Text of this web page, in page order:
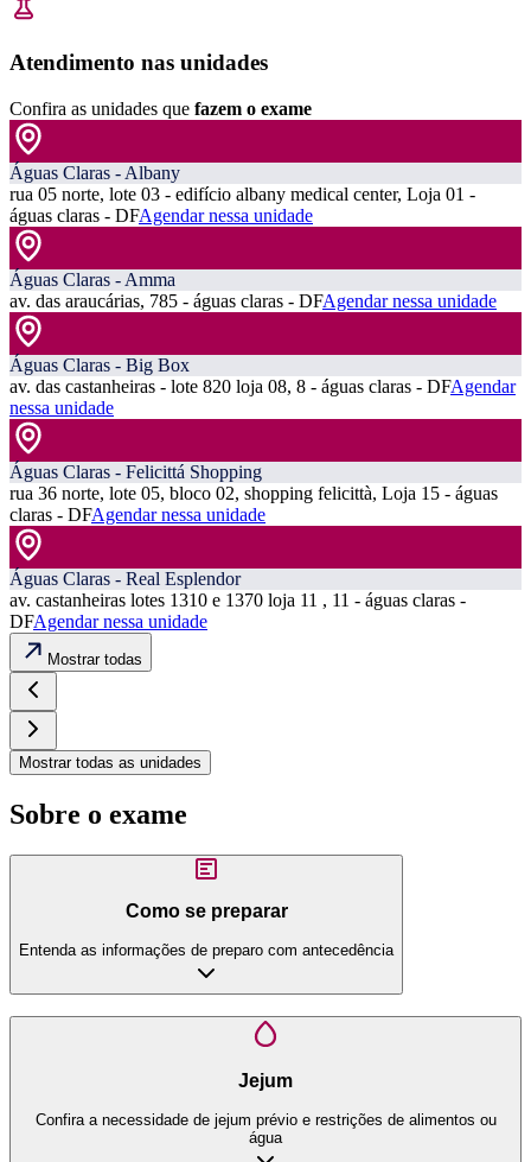
Atendimento nas unidades
Confira as unidades que fazem o exame
Águas Claras - Albany
rua 05 norte, lote 03 - edifício albany medical center, Loja 01 -
águas claras - DFAgendar nessa unidade
Águas Claras - Amma
av. das araucárias, 785 - águas claras - DFAgendar nessa unidade
Águas Claras - Big Box
av. das castanheiras - lote 820 loja 08, 8 - águas claras - DFAgendar
nessa unidade
Águas Claras - Felicittá Shopping
rua 36 norte, lote 05, bloco 02, shopping felicittà, Loja 15 - águas
claras - DFAgendar nessa unidade
Águas Claras - Real Esplendor
av. castanheiras lotes 1310 e 1370 loja 11 , 11 - águas claras -
DFAgendar nessa unidade
Mostrar todas
Mostrar todas as unidades
Sobre o exame
Como se preparar
Entenda as informações de preparo com antecedência
Jejum
Confira a necessidade de jejum prévio e restrições de alimentos ou
água